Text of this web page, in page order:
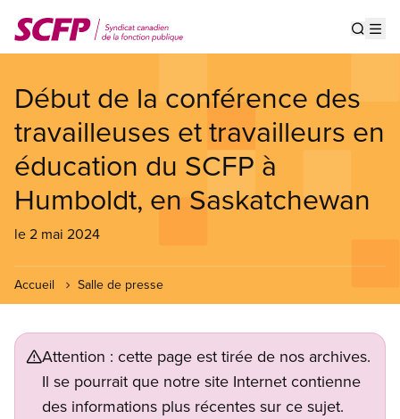
au
contenu
Début de la conférence des
travailleuses et travailleurs en
éducation du SCFP à
Humboldt, en Saskatchewan
le 2 mai 2024
Accueil Salle de presse
Attention : cette page est tirée de nos archives.
Il se pourrait que notre site Internet contienne
des informations plus récentes sur ce sujet.